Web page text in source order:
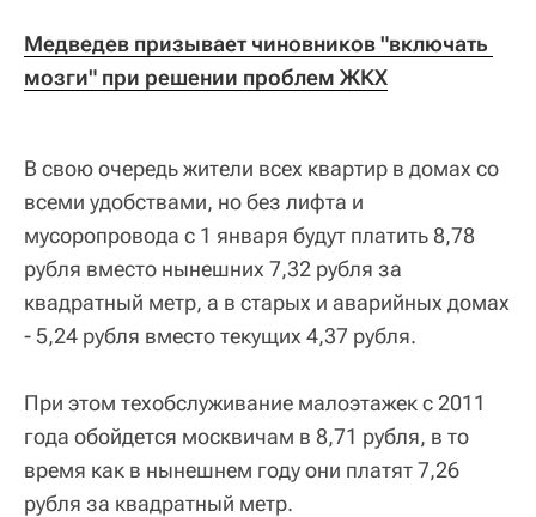
Медведев призывает чиновников "включать
мозги" при решении проблем ЖКХ
В свою очередь жители всех квартир в домах со
всеми удобствами, но без лифта и
мусоропровода с 1 января будут платить 8,78
рубля вместо нынешних 7,32 рубля за
квадратный метр, а в старых и аварийных домах
- 5,24 рубля вместо текущих 4,37 рубля.
При этом техобслуживание малоэтажек с 2011
года обойдется москвичам в 8,71 рубля, в то
время как в нынешнем году они платят 7,26
рубля за квадратный метр.